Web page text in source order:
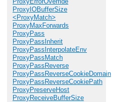
ProxyIOBufferSize
<ProxyMatch>
ProxyMaxForwards
ProxyPass
ProxyPassInherit
ProxyPassInterpolateEnv
ProxyPassMatch
ProxyPassReverse
ProxyPassReverseCookieDomain
ProxyPassReverseCookiePath
ProxyPreserveHost
ProxyReceiveBufferSize